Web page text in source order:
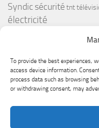
To provide the best experiences,
access device information.
process data such as browsing
or withdrawing consent, may
Syndic sécurité tnt
électricité